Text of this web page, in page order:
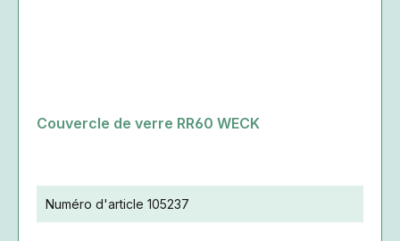
Couvercle de verre RR60 WECK
Numéro d'article 105237